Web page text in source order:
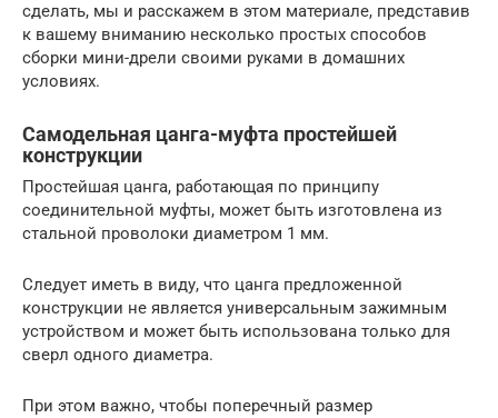
сделать, мы и расскажем в этом материале, представив
к вашему вниманию несколько простых способов
сборки мини-дрели своими руками в домашних
условиях.
Самодельная цанга-муфта простейшей
конструкции
Простейшая цанга, работающая по принципу
соединительной муфты, может быть изготовлена из
стальной проволоки диаметром 1 мм.
Следует иметь в виду, что цанга предложенной
конструкции не является универсальным зажимным
устройством и может быть использована только для
сверл одного диаметра.
При этом важно, чтобы поперечный размер